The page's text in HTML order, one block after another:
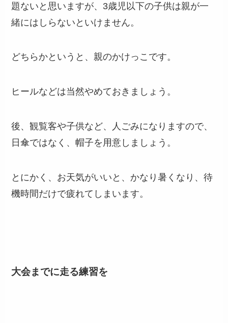
題ないと思いますが、3歳児以下の子供は親が一
緒にはしらないといけません。
どちらかというと、親のかけっこです。
ヒールなどは当然やめておきましょう。
後、観覧客や子供など、人ごみになりますので、
日傘ではなく、帽子を用意しましょう。
とにかく、お天気がいいと、かなり暑くなり、待
機時間だけで疲れてしまいます。
大会までに走る練習を